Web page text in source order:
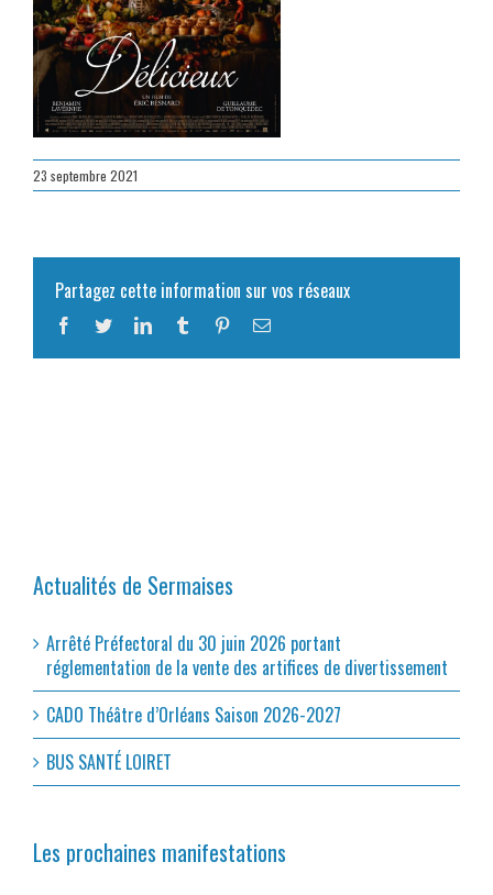
23 septembre 2021
Partagez cette information sur vos réseaux
Facebook
TwitterLinkedInTumblr PinterestEmail
Actualités de Sermaises
Arrêté Préfectoral du 30 juin 2026 portant
réglementation de la vente des artifices de divertissement
CADO Théâtre d’Orléans Saison 2026-2027
BUS SANTÉ LOIRET
Les prochaines manifestations